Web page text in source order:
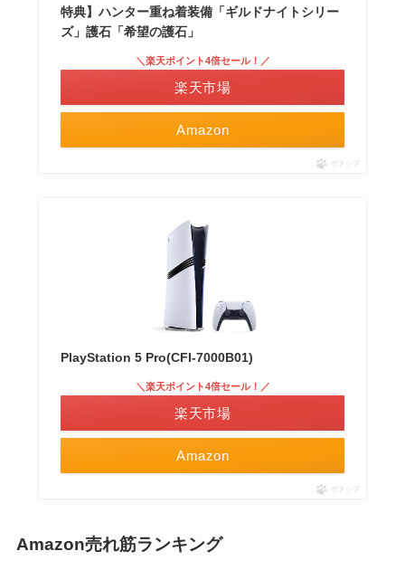
特典】ハンター重ね着装備「ギルドナイトシリー
ズ」護石「希望の護石」
Amazon
＼楽天ポイント4倍セール！／
楽天市場
ポチップ
PlayStation 5 Pro(CFI-7000B01)
Amazon
＼楽天ポイント4倍セール！／
楽天市場
ポチップ
Amazon売れ筋ランキング